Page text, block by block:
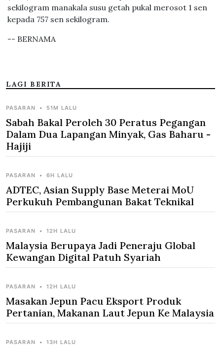
sekilogram manakala susu getah pukal merosot 1 sen
kepada 757 sen sekilogram.
-- BERNAMA
LAGI BERITA
PASARAN • 51M LALU
Sabah Bakal Peroleh 30 Peratus Pegangan
Dalam Dua Lapangan Minyak, Gas Baharu -
Hajiji
PASARAN • 6H LALU
ADTEC, Asian Supply Base Meterai MoU
Perkukuh Pembangunan Bakat Teknikal
PASARAN • 12H LALU
Malaysia Berupaya Jadi Peneraju Global
Kewangan Digital Patuh Syariah
PASARAN • 12H LALU
Masakan Jepun Pacu Eksport Produk
Pertanian, Makanan Laut Jepun Ke Malaysia
PASARAN • 13H LALU